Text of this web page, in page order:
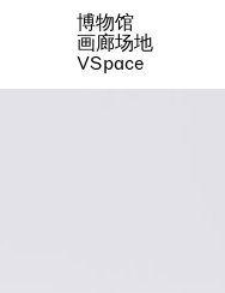
博物馆
画廊场地
VSpace